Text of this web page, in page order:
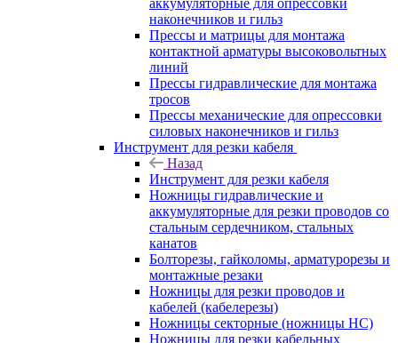
аккумуляторные для опрессовки
наконечников и гильз
Прессы и матрицы для монтажа
контактной арматуры высоковольтных
линий
Прессы гидравлические для монтажа
тросов
Прессы механические для опрессовки
силовых наконечников и гильз
Инструмент для резки кабеля
Назад
Инструмент для резки кабеля
Ножницы гидравлические и
аккумуляторные для резки проводов со
стальным сердечником, стальных
канатов
Болторезы, гайколомы, арматурорезы и
монтажные резаки
Ножницы для резки проводов и
кабелей (кабелерезы)
Ножницы секторные (ножницы НС)
Ножницы для резки кабельных